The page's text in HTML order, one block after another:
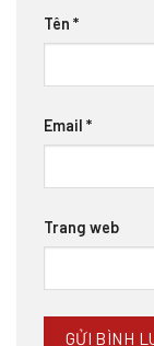
Tên *
Email *
Trang web